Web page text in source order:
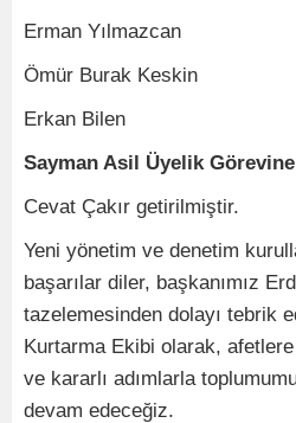
Erman Yılmazcan
Ömür Burak Keskin
Erkan Bilen
Sayman Asil Üyelik
Cevat Çakır getirilmiştir.
Yeni yönetim ve denetim
başarılar diler, başkanımız
tazelemesinden dolayı tebrik
Kurtarma Ekibi olarak, afetlere
ve kararlı adımlarla
devam edeceğiz.